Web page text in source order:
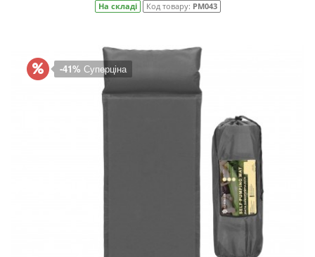
На складі Код товару: PM043
-41% Суперціна